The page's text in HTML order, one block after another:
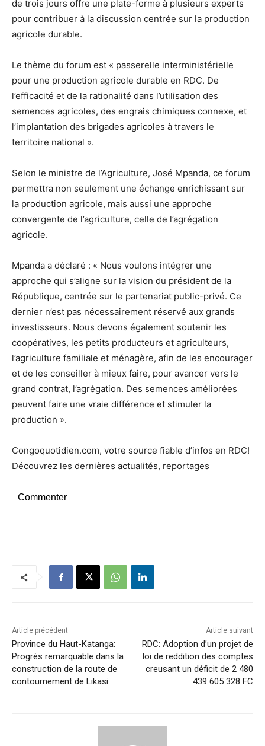
de trois jours offre une plate-forme à plusieurs experts
pour contribuer à la discussion centrée sur la production
agricole durable.
Le thème du forum est « passerelle interministérielle
pour une production agricole durable en RDC. De
l’efficacité et de la rationalité dans l’utilisation des
semences agricoles, des engrais chimiques connexe, et
l’implantation des brigades agricoles à travers le
territoire national ».
Selon le ministre de l’Agriculture, José Mpanda, ce forum
permettra non seulement une échange enrichissant sur
la production agricole, mais aussi une approche
convergente de l’agriculture, celle de l’agrégation
agricole.
Mpanda a déclaré : « Nous voulons intégrer une
approche qui s’aligne sur la vision du président de la
République, centrée sur le partenariat public-privé. Ce
dernier n’est pas nécessairement réservé aux grands
investisseurs. Nous devons également soutenir les
coopératives, les petits producteurs et agriculteurs,
l’agriculture familiale et ménagère, afin de les encourager
et de les conseiller à mieux faire, pour avancer vers le
grand contrat, l’agrégation. Des semences améliorées
peuvent faire une vraie différence et stimuler la
production ».
Congoquotidien.com, votre source fiable d’infos en RDC!
Découvrez les dernières actualités, reportages
Commenter
Article précédent
Province du Haut-Katanga:
Progrès remarquable dans la
construction de la route de
contournement de Likasi
Article suivant
RDC: Adoption d’un projet de
loi de reddition des comptes
creusant un déficit de 2 480
439 605 328 FC